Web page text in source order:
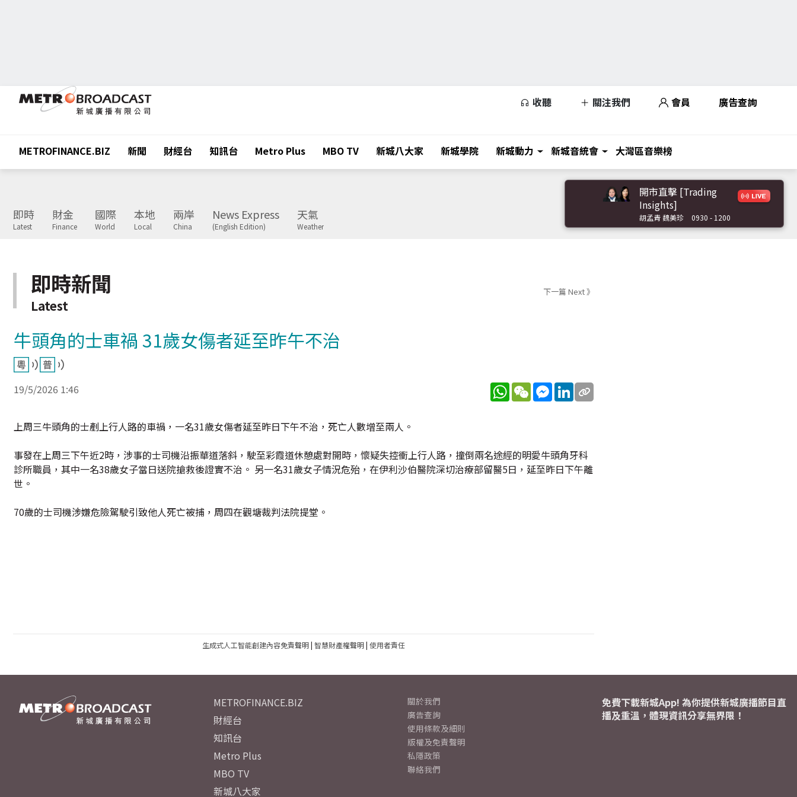
收聽 關注我們 會員 廣告查詢
METROFINANCE.BIZ 新聞 財經台 知訊台 Metro Plus MBO TV 新城八大家 新城學院 新城動力 新城音統會 大灣區音樂榜
即時
Latest
財金
Finance
國際
World
本地
Local
兩岸
China
News Express
(English Edition)
天氣
Weather
開市直擊 [Trading
Insights]
胡孟青 魏美珍 0930 - 1200
即時新聞
Latest
下一篇 Next 》
牛頭角的士車禍 31歲女傷者延至昨午不治
19/5/2026 1:46 WhatsApp
WeChatMessenger
LinkedIn
上周三牛頭角的士剷上行人路的車禍，一名31歲女傷者延至昨日下午不治，死亡人數增至兩人。
事發在上周三下午近2時，涉事的士司機沿振華道落斜，駛至彩霞道休憩處對開時，懷疑失控衝上行人路，撞倒兩名途經的明愛牛頭角牙科
診所職員，其中一名38歲女子當日送院搶救後證實不治。 另一名31歲女子情況危殆，在伊利沙伯醫院深切治療部留醫5日，延至昨日下午離
世。
70歲的士司機涉嫌危險駕駛引致他人死亡被捕，周四在觀塘裁判法院提堂。
生成式人工智能創建內容免責聲明| 智慧財產權聲明| 使用者責任
METROFINANCE.BIZ
財經台
知訊台
Metro Plus
MBO TV
新城八大家
關於我們
廣告查詢
使用條款及細則
版權及免責聲明
私隱政策
聯絡我們
免費下載新城App! 為你提供新城廣播節目直
播及重溫，體現資訊分享無界限！